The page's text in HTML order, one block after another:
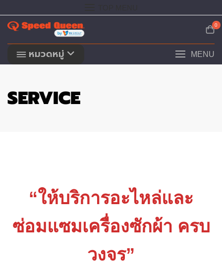
content
0
หมวดหมู่ MENU
SERVICE
“ให้บริการอะไหล่และ
ซ่อมแซมเครื่องซักผ้า ครบ
วงจร”